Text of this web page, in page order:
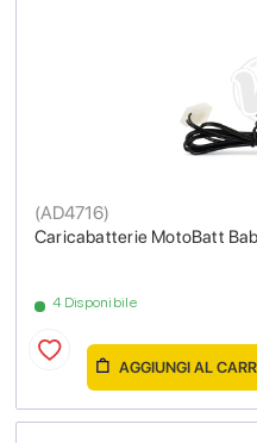
Caricabatterie MotoBatt
(AD4716)
4 Disponibile
AGGIUNGI AL